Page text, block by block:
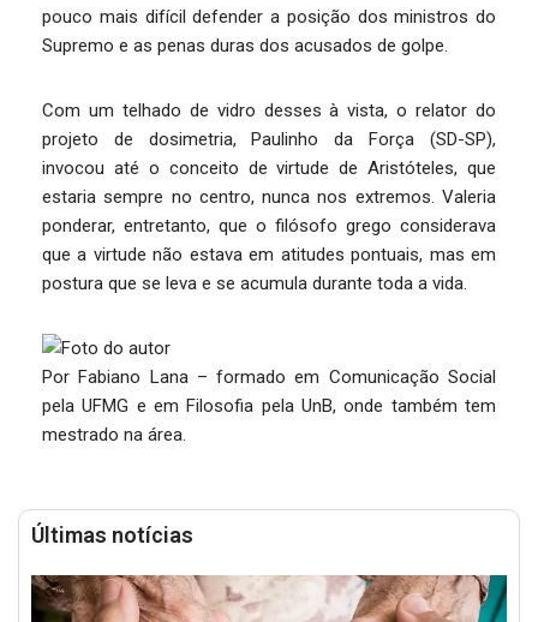
pouco mais difícil defender a posição dos ministros do
Supremo e as penas duras dos acusados de golpe.
Com um telhado de vidro desses à vista, o relator do
projeto de dosimetria, Paulinho da Força (SD-SP),
invocou até o conceito de virtude de Aristóteles, que
estaria sempre no centro, nunca nos extremos. Valeria
ponderar, entretanto, que o filósofo grego considerava
que a virtude não estava em atitudes pontuais, mas em
postura que se leva e se acumula durante toda a vida.
Por Fabiano Lana – formado em Comunicação Social
pela UFMG e em Filosofia pela UnB, onde também tem
mestrado na área.
Últimas notícias